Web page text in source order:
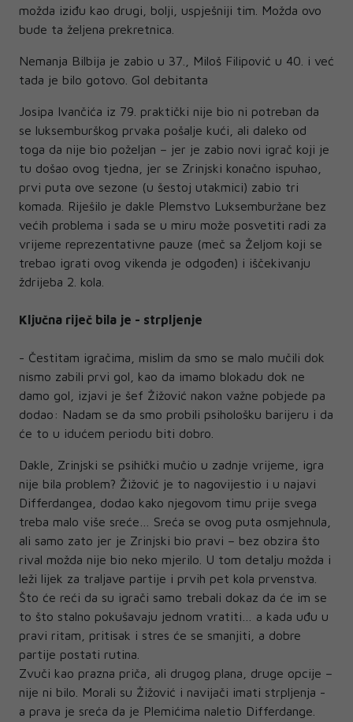
možda iziđu kao drugi, bolji, uspješniji tim. Možda ovo
bude ta željena prekretnica.
Nemanja Bilbija je zabio u 37., Miloš Filipović u 40. i već
tada je bilo gotovo. Gol debitanta
Josipa Ivančića iz 79. praktički nije bio ni potreban da
se luksemburškog prvaka pošalje kući, ali daleko od
toga da nije bio poželjan – jer je zabio novi igrač koji je
tu došao ovog tjedna, jer se Zrinjski konačno ispuhao,
prvi puta ove sezone (u šestoj utakmici) zabio tri
komada. Riješilo je dakle Plemstvo Luksemburžane bez
većih problema i sada se u miru može posvetiti radi za
vrijeme reprezentativne pauze (meč sa Željom koji se
trebao igrati ovog vikenda je odgođen) i iščekivanju
ždrijeba 2. kola.
Ključna riječ bila je - strpljenje
- Čestitam igračima, mislim da smo se malo mučili dok
nismo zabili prvi gol, kao da imamo blokadu dok ne
damo gol, izjavi je šef Žižović nakon važne pobjede pa
dodao: Nadam se da smo probili psihološku barijeru i da
će to u idućem periodu biti dobro.
Dakle, Zrinjski se psihički mučio u zadnje vrijeme, igra
nije bila problem? Žižović je to nagovijestio i u najavi
Differdangea, dodao kako njegovom timu prije svega
treba malo više sreće… Sreća se ovog puta osmjehnula,
ali samo zato jer je Zrinjski bio pravi – bez obzira što
rival možda nije bio neko mjerilo. U tom detalju možda i
leži lijek za traljave partije i prvih pet kola prvenstva.
Što će reći da su igrači samo trebali dokaz da će im se
to što stalno pokušavaju jednom vratiti… a kada uđu u
pravi ritam, pritisak i stres će se smanjiti, a dobre
partije postati rutina.
Zvuči kao prazna priča, ali drugog plana, druge opcije –
nije ni bilo. Morali su Žižović i navijači imati strpljenja -
a prava je sreća da je Plemićima naletio Differdange.